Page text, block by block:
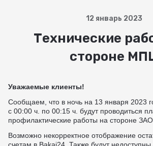
Насыя
Пенсиялык
Виртуалдык
Смотреть все
Пенсионерлер үчүн
Балдар үчүн
Смотреть все
Пайдалуу маалымат
Автокредит
Ипотека
Которуулар
Которуулар жана төлөмдөр
Дүйнө жүзү боюнча тез акча
12 январь 2023
Технические
стороне
Уважаемые клиенты!
Сообщаем, что в ночь на 13 января 2023
с 00:00 ч. по 00:15 ч. будут проводиться
профилактические работы на стороне
Возможно некорректное отображение